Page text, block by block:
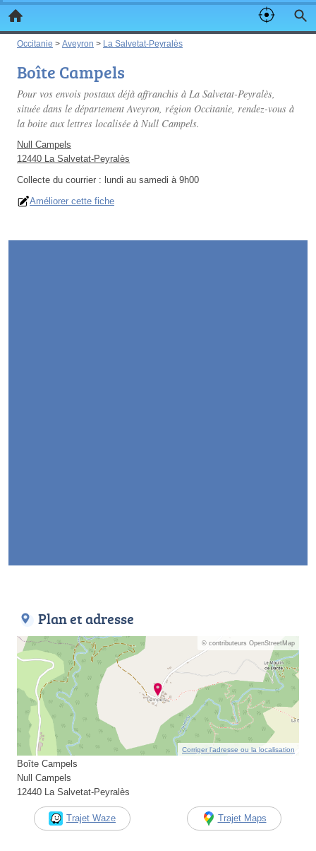
Occitanie > Aveyron > La Salvetat-Peyralès
Boîte Campels
Pour vos envois postaux déjà affranchis à La Salvetat-Peyralès,
située dans le département Aveyron, région Occitanie, rendez-vous à
la boite aux lettres localisée à Null Campels.
Null Campels
12440 La Salvetat-Peyralès
Collecte du courrier : lundi au samedi à 9h00
Améliorer cette fiche
Plan et adresse
© contributeurs OpenStreetMap
Corriger l’adresse ou la localisation
Boîte Campels
Null Campels
12440 La Salvetat-Peyralès
Trajet Waze Trajet Maps